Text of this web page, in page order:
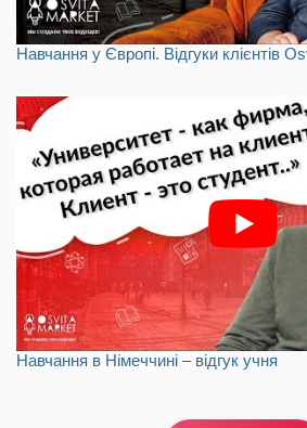
Навчання у Європі. Відгуки клієнтів
Навчання в Німеччині – відгук учня